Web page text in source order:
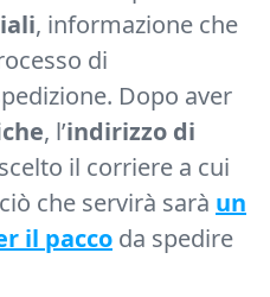
, informazione che
di
Dopo aver
, l’indirizzo di
il corriere a cui
che servirà sarà un
il pacco da spedire